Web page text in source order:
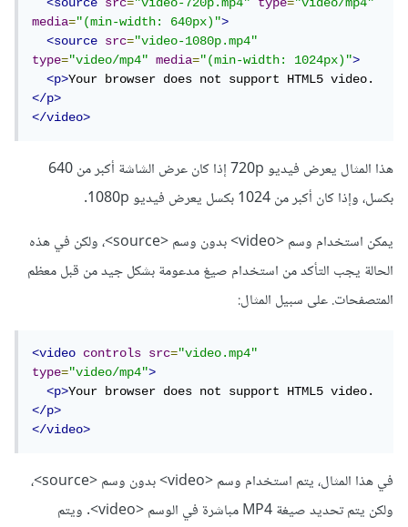
<source src="video-720p.mp4" type="video/mp4"
media="(min-width: 640px)">
<source
src="video-1080p.mp4"
type="video/mp4" media="(min-width: 1024px)">
<p>Your browser does not support HTML5 video.
</p>
</video>
هذا المثال يعرض فيديو 720p إذا كان عرض الشاشة أكبر من 640
بكسل، وإذا كان أكبر من 1024 بكسل يعرض فيديو 1080p.
يمكن استخدام وسم <video> بدون وسم <source>، ولكن في هذه
الحالة يجب التأكد من استخدام صيغ مدعومة بشكل جيد من قبل معظم
المتصفحات. على سبيل المثال:
<video controls src="video.mp4"
type="video/mp4">
<p>Your browser does not support HTML5 video.
</p>
</video>
في هذا المثال، يتم استخدام وسم <video> بدون وسم <source>،
ولكن يتم تحديد صيغة MP4 مباشرة في الوسم <video>. ويتم